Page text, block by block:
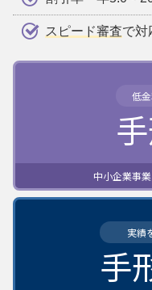
スピード審査で対
低
中小企業事
実績
手